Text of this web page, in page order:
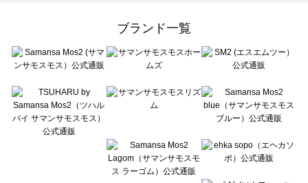
sō4ū（ソウフォーユー）のアウター一覧
Te chichi（テチチ）のアウター一覧
Te chichi CLASSIC（テチチ クラシック）のアウター一覧
Lugnoncure（ルノンキュール）のアウター一覧
BETTY'S BLUE（べティーズブルー）のアウター一覧
Wpc.（ワールドパーティー）のアウター一覧
ブランド一覧